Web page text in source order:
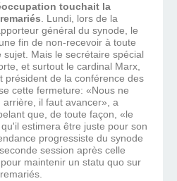
touchait la
. Lundi, lors de la
général du synode, le
fin de non-recevoir à toute
Mais le secrétaire spécial
et surtout le cardinal Marx,
président de la conférence des
cette fermeture: «Nous ne
il faut avancer», a
que, de toute façon, «le
estimera être juste pour son
progressiste du synode
session après celle
maintenir un statu quo sur